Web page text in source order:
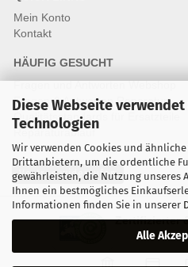
Diese Webseite
Technologien
Wir verwenden Cookies und
Drittanbietern, um die ordentliche
gewährleisten, die Nutzung unseres
Ihnen ein bestmögliches
Informationen finden Sie in unserer
Alle
Mein Konto
Kontakt
HÄUFIG GESUCHT
Fragen und Antworten Webshop
Fragen & Antworten Reparatur
Qualitätsstandards für Ersatzteile
Reparaturablauf
Vertrag widerrufen
Zertifizierter